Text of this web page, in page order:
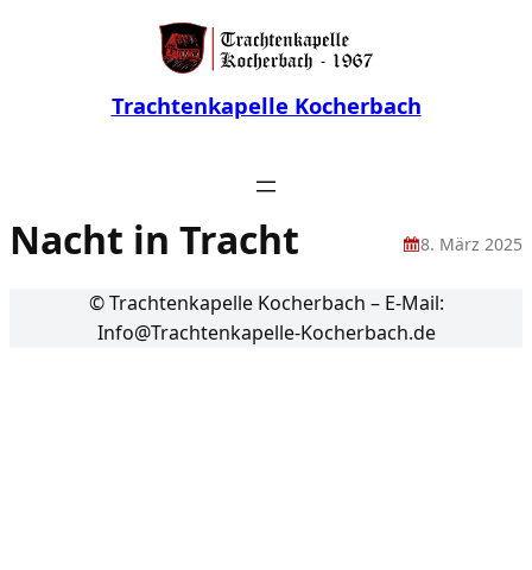
Trachtenkapelle Kocherbach
Nacht in Tracht 8. März 2025
© Trachtenkapelle Kocherbach – E-Mail:
Info@Trachtenkapelle-Kocherbach.de